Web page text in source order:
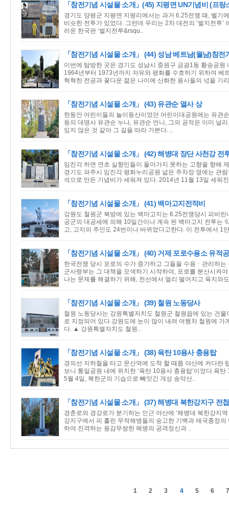
「참전기념 시설물 소개」(45) 지평면 UN기념비 (프랑
경기도 양평군 지평면 지평리에서는 과거 6.25전쟁 때, 벨기
비슷한 전투가 있었다. 그런데 우리는 2차 대전의 ‘벌지전투
러운 한국판 ‘벌지전투&rsqu..
「참전기념 시설물 소개」 (44) 성남 베트남(월남)참전
이번에 탐방한 곳은 경기도 성남시 중원구 금광1동 황송공원
1964년부터 1973년까지 자유와 평화를 수호하기 위하여 베
혁혁한 전공과 꽃다운 젊은 나이에 산화한 용사들의 넋을 기
「참전기념 시설물 소개」 (43) 유관순 열사 상
한동안 어린이들의 놀이동산이었던 어린이대공원에는 유관
동의 대명사 유관순 누나, 유관순 언니, 그의 공적은 이미 널
있지 않은 것 같아 그 길을 따라 가본다. ..
「참전기념 시설물 소개」 (42) 해병대 장단 사천강 전
임진각 하면 연초 실향민들이 돌아가지 못하는 고향을 향해
경기도 파주시 임진각 평화누리공원 넓은 주차장 옆에는 관
석으로 만든 기념비가 세워져 있다. 2014년 11월 13일 세워
「참전기념 시설물 소개」 (41) 백마고지전적비
강원도 철원군 북방에 있는 백마고지는 6.25전쟁당시 피비
공군의 대공세에 의해 10일간이나 계속 된 백마고지 전투는
고, 고지의 주인도 24번이나 바뀌었다고한다. 이 전투에서 1
「참전기념 시설물 소개」 (40) 거제 포로수용소 유적
한국전쟁 당시 포로의 수가 증가하고 그들을 수용ㆍ관리하
군사령부는 그 대책을 모색하기 시작하여, 포로를 분산시켜
나는 문제를 해결하기 위해, 전선에서 멀리 떨어지고 육지와
「참전기념 시설물 소개」 (39) 철원 노동당사
철원 노동당사는 강원특별자치도 철원군 철원읍에 있는 건
로 지정되어 있다.강원도에 눈이 많이 내려 여행차 철원에 가
다. ▲ 강원특별자치도 철원..
「참전기념 시설물 소개」 (38) 육탄 10용사 충용탑
경의선 지하철을 타고 문산역에 도착 할 때쯤 야산에 커다란
보니 통일공원 내에 위치한 ‘육탄 10용사 충용탑’이었다.육
5월 4일, 북한군의 기습으로 빼앗긴 개성 송악산..
「참전기념 시설물 소개」 (37) 해병대 북한강지구 전
경춘로와 경강로가 분기하는 인근 야산에 ‘해병대 북한강지
강지구에서 피 흘린 무적해병들의 숭고한 기백과 애국충정
하여 진격하는 용감무쌍한 해병의 공격정신과 ..
1 2 3 4 5 6 7